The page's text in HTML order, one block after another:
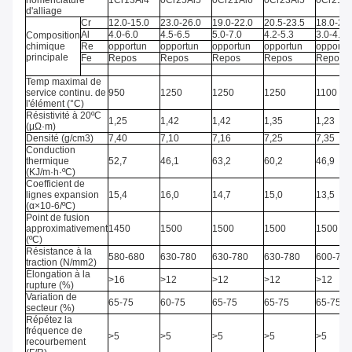
d'alliage
Composition
chimique
principale
Cr 12.0-15.0 23.0-26.0 19.0-22.0 20.5-23.5
18.0-
Al
4.0-6.0 4.5-6.5 5.0-7.0 4.2-5.3
3.0-4.2
Re
opportun opportun opportun opportun
Fe
Repos Repos Repos Repos Repos
Temp maximal de
service continu. de
l'élément (°C)
950 1250 1250 1250 1100
Résistivité à 20ºC
(μΩ·m)
1,25 1,42 1,42 1,35
1,23
Densité (g/cm3)
7,40 7,10 7,16 7,25
7,35
Conduction
thermique
(KJ/m·h·ºC)
52,7 46,1 63,2 60,2 46,9
Coefficient de
lignes expansion
(α×10-6/ºC)
15,4 16,0 14,7 15,0 13,5
Point de fusion
approximativement
(ºC)
1450 1500 1500 1500 1500
Résistance à la
traction (N/mm2)
580-680 630-780 630-780 630-780
600-700
Élongation à la
rupture (%)
>16 >12 >12 >12 >12
Variation de
secteur (%)
65-75 60-75 65-75 65-75
65-75
Répétez la
fréquence de
recourbement
>5 >5 >5 >5 >5